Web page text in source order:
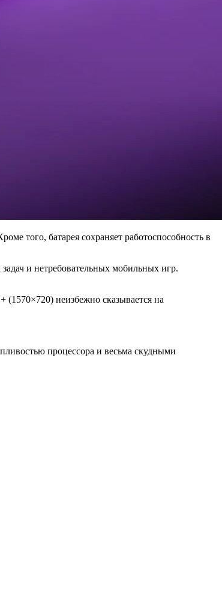
того, батарея сохраняет работоспособность в
и нетребовательных мобильных игр.
неизбежно сказывается на
процессора и весьма скудными